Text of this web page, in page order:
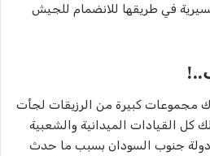
في طريقها للانضمام للجيش
مجموعات كبيرة من الرزيقات لجأت
كل القيادات الميدانية والشعبية
جنوب السودان بسبب ما حدث